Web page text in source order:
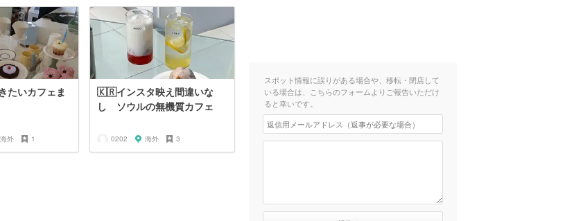
たいカフェま
海外 1
🇰🇷インスタ映え間違いな
し ソウルの無機質カフェ
0202 海外 3
スポット情報に誤りがある場合や、移転・閉店して
いる場合は、こちらのフォームよりご報告いただけ
ると幸いです。